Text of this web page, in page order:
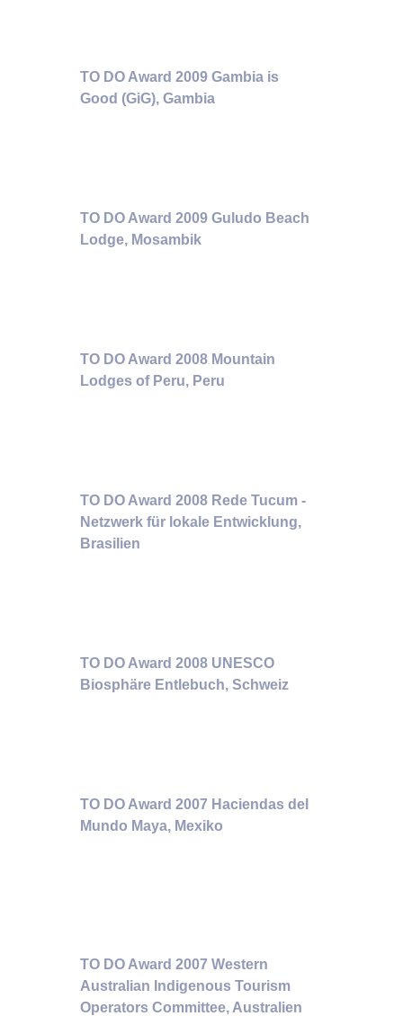
TO DO Award 2009 Gambia is
Good (GiG), Gambia
TO DO Award 2009 Guludo Beach
Lodge, Mosambik
TO DO Award 2008 Mountain
Lodges of Peru, Peru
TO DO Award 2008 Rede Tucum -
Netzwerk für lokale Entwicklung,
Brasilien
TO DO Award 2008 UNESCO
Biosphäre Entlebuch, Schweiz
TO DO Award 2007 Haciendas del
Mundo Maya, Mexiko
TO DO Award 2007 Western
Australian Indigenous Tourism
Operators Committee, Australien